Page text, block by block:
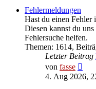
Fehlermeldungen
Hast du einen Fehler
Diesen kannst du
Fehlersuche helfen.
Themen: 1614,
Letzter Beitrag
von fasse
4. Aug 2026,